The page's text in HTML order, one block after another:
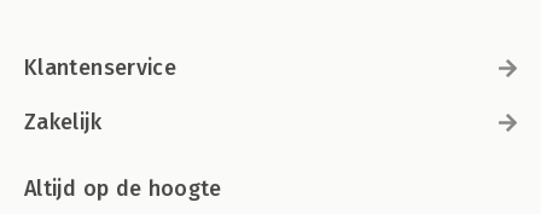
Klantenservice
Zakelijk
Altijd op de hoogte